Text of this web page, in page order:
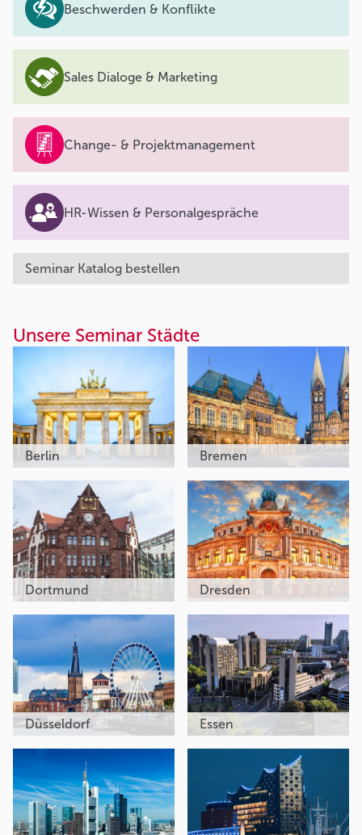
Beschwerden & Konflikte
Sales Dialoge & Marketing
Change- & Projektmanagement
HR-Wissen & Personalgespräche
Seminar Katalog bestellen
Unsere Seminar Städte
Berlin Bremen
Dortmund Dresden
Düsseldorf Essen